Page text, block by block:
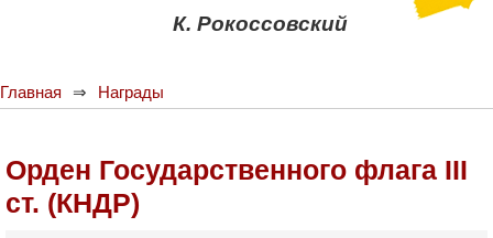
К. Рокоссовский
Главная Награды
Орден Государственного флага III
ст. (КНДР)